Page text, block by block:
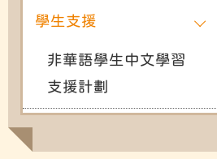
學生支援
非華語學生中文學習
支援計劃